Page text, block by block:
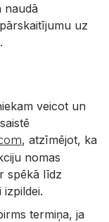
naudā
uz
veicot un
, atzīmējot, ka
nomas
spēkā līdz
termiņa, ja